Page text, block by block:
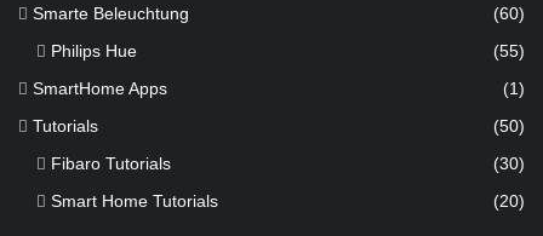
Smarte Beleuchtung (60)
Philips Hue (55)
SmartHome Apps (1)
Tutorials (50)
Fibaro Tutorials
(30)
Smart Home Tutorials
(20)